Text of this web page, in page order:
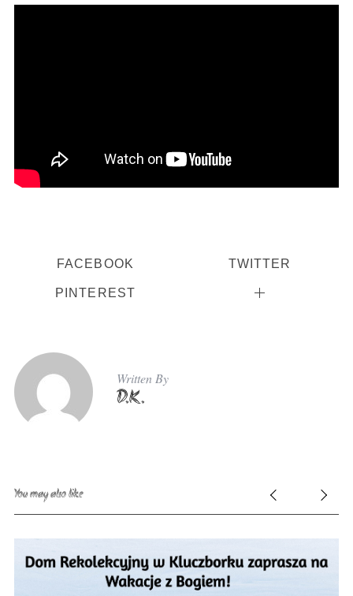
FACEBOOK TWITTER
PINTEREST
Written By
D.K.
You may also like